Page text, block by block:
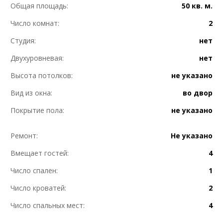
Общая площадь:
50 кв. м.
Число комнат:
2
Студия:
нет
Двухуровневая:
нет
Высота потолков:
не указано
Вид из окна:
во двор
Покрытие пола:
не указано
Ремонт:
Не указано
Вмещает гостей:
4
Число спален:
1
Число кроватей:
2
Число спальных мест:
4